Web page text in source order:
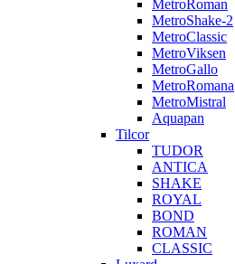
MetroRoman
MetroShake-2
MetroClassic
MetroViksen
MetroGallo
MetroRomana
MetroMistral
Aquapan
Tilcor
TUDOR
ANTICA
SHAKE
ROYAL
BOND
ROMAN
CLASSIC